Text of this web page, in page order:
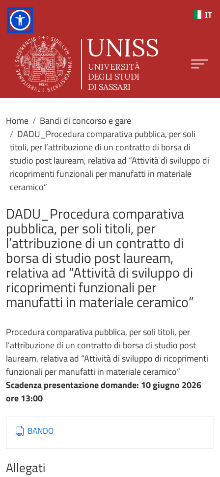
IT
Home
Bandi di concorso e gare
DADU_Procedura comparativa pubblica, per soli
titoli, per l’attribuzione di un contratto di borsa di
studio post lauream, relativa ad “Attività di sviluppo di
ricoprimenti funzionali per manufatti in materiale
ceramico”
DADU_Procedura comparativa
pubblica, per soli titoli, per
l’attribuzione di un contratto di
borsa di studio post lauream,
relativa ad “Attività di sviluppo di
ricoprimenti funzionali per
manufatti in materiale ceramico”
Procedura comparativa pubblica, per soli titoli, per
l’attribuzione di un contratto di borsa di studio post
lauream, relativa ad “Attività di sviluppo di ricoprimenti
funzionali per manufatti in materiale ceramico”
Scadenza presentazione domande: 10 giugno 2026
ore 13:00
BANDO
Allegati